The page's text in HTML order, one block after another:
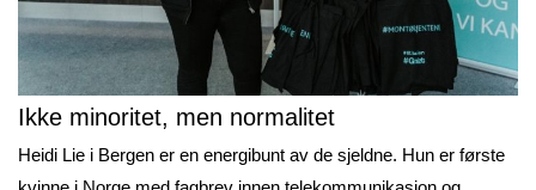
Ikke minoritet, men normalitet
Heidi Lie i Bergen er en energibunt av de sjeldne. Hun er første